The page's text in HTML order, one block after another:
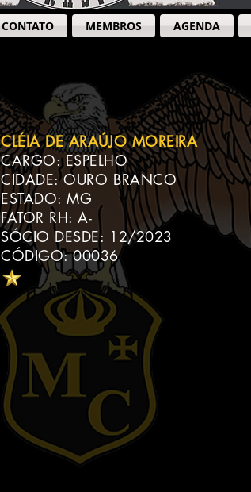
CLÉIA DE ARAÚJO MOREIRA
CARGO: ESPELHO
CIDADE: OURO BRANCO
ESTADO: MG
FATOR RH: A-
SÓCIO DESDE: 12/2023
CÓDIGO: 00036
CONTATO MEMBROS AGENDA